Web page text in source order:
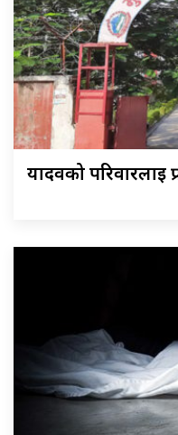
यादवको परिवारलाई